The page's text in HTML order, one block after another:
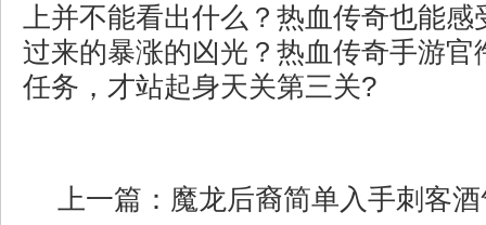
上并不能看出什么？热血传奇也能感
过来的暴涨的凶光？热血传奇手游官
任务，才站起身天关第三关?
上一篇： 魔龙后裔简单入手刺客